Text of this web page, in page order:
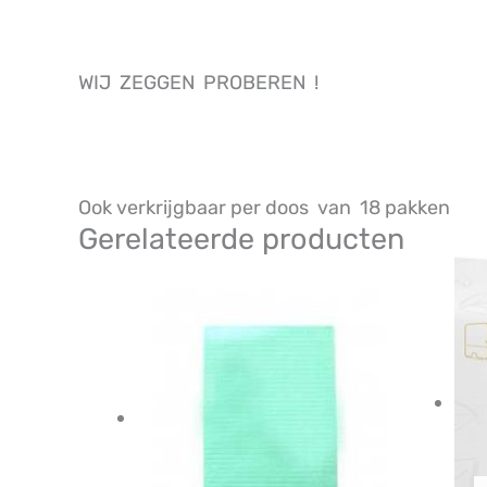
WIJ ZEGGEN PROBEREN !
Ook verkrijgbaar per doos van 18 pakken
Gerelateerde producten
€40,54
variaties.